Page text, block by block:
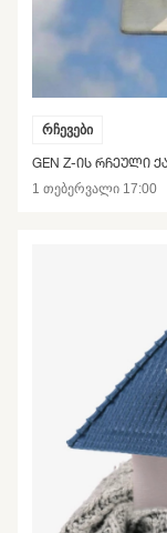
რჩევები
GEN Z-ᲘᲡ ᲠᲩᲔᲣᲚᲘ
1 თებერვალი 17:00